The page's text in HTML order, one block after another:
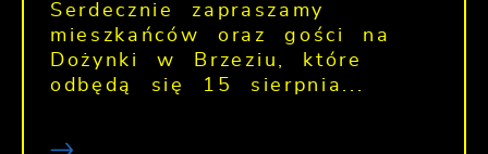
Serdecznie zapraszamy
mieszkańców oraz gości na
Dożynki w Brzeziu, które
odbędą się 15 sierpnia...